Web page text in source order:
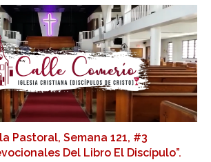
Pastoral, Semana 121, #3
Del Libro El Discípulo”.